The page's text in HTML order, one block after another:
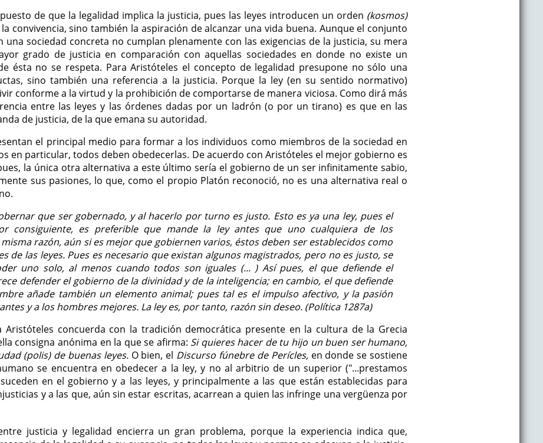
de que la legalidad implica la justicia, pues las leyes introducen un orden (kosmos)
convivencia, sino también la aspiración de alcanzar una vida buena. Aunque el conjunto
una sociedad concreta no cumplan plenamente con las exigencias de la justicia, su mera
grado de justicia en comparación con aquellas sociedades en donde no existe un
ésta no se respeta. Para Aristóteles el concepto de legalidad presupone no sólo una
sino también una referencia a la justicia. Porque la ley (en su sentido normativo)
conforme a la virtud y la prohibición de comportarse de manera viciosa. Como dirá más
entre las leyes y las órdenes dadas por un ladrón (o por un tirano) es que en las
de justicia, de la que emana su autoridad.
el principal medio para formar a los individuos como miembros de la sociedad en
en particular, todos deben obedecerlas. De acuerdo con Aristóteles el mejor gobierno es
la única otra alternativa a este último sería el gobierno de un ser infinitamente sabio,
sus pasiones, lo que, como el propio Platón reconoció, no es una alternativa real o
que ser gobernado, y al hacerlo por turno es justo. Esto es ya una ley, pues el
consiguiente, es preferible que mande la ley antes que uno cualquiera de los
razón, aún si es mejor que gobiernen varios, éstos deben ser establecidos como
de las leyes. Pues es necesario que existan algunos magistrados, pero no es justo, se
uno solo, al menos cuando todos son iguales (... ) Así pues, el que defiende el
defender el gobierno de la divinidad y de la inteligencia; en cambio, el que defiende
añade también un elemento animal; pues tal es el impulso afectivo, y la pasión
y a los hombres mejores. La ley es, por tanto, razón sin deseo. (Política 1287a)
Aristóteles concuerda con la tradición democrática presente en la cultura de la Grecia
consigna anónima en la que se afirma: Si quieres hacer de tu hijo un buen ser humano,
(polis) de buenas leyes.O bien, el Discurso fúnebre de Perícles,en donde se sostiene
se encuentra en obedecer a la ley, y no al arbitrio de un superior ("...prestamos
en el gobierno y a las leyes, y principalmente a las que están establecidas para
y a las que, aún sin estar escritas, acarrean a quien las infringe una vergüenza por
justicia y legalidad encierra un gran problema, porque la experiencia indica que,